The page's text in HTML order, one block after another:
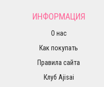
ИНФОРМАЦИЯ
О нас
Как покупать
Правила сайта
Клуб Ajisai